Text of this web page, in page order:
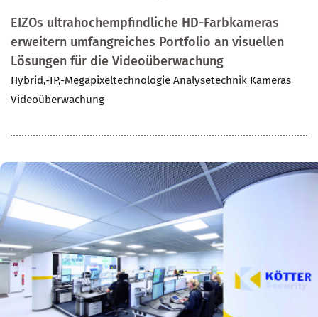
EIZOs ultrahochempfindliche HD-Farbkameras
erweitern umfangreiches Portfolio an visuellen
Lösungen für die Videoüberwachung
Hybrid,-IP,-Megapixeltechnologie Analysetechnik Kameras
Videoüberwachung